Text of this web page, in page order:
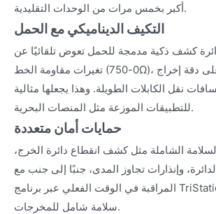
أكبر بخمس مرات من الوحدات التقليدية.
التكيف الديناميكي مع الحمل
كشف ذكية مدمجة للحمل تعوض تلقائيًا عن
تغيرات مقاومة الخط (0-750Ω)، مما يحافظ على دقة إخراج
مسافات نقل الكابلات الطويلة. وهذا يجعلها مثالية
للتطبيقات الموزعة مثل المنصات البحرية.
حمايات أمان متعددة
الشاملة مثل كشف انقطاع دائرة الخرج،
وإنذارات تجاوز المدى، جنبًا إلى جنب مع
المراقبة في الوقت الفعلي عبر برنامج TriStation، نظام ضمان
سلامة شامل للمخرجات.